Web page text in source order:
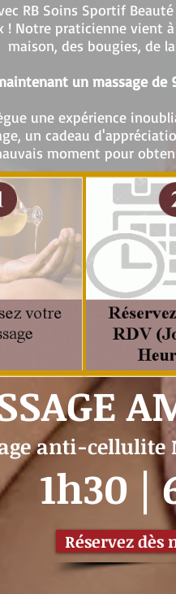
RB Soins Sportif
Notre praticienne vient
maison, des bougies, de
un massage
une expérience
un cadeau
moment pour
anti-cellulite
1h30 |
Réservez